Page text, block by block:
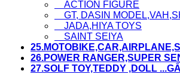
ACTION FIGURE
GT, DASIN
JADA,HIYA TOYS
SAINT SEIYA
26.POWER RANGER,SUPER
27.SOLF TOY,TEDDY ,DOLL